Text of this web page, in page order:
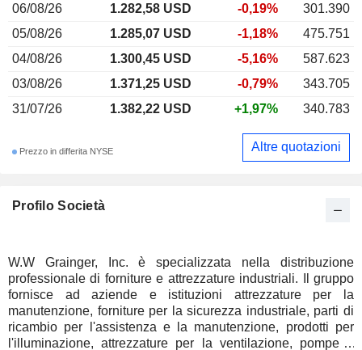
Profilo Società
W.W Grainger, Inc. è specializzata nella distribuzione
professionale di forniture e attrezzature industriali. Il gruppo
fornisce ad aziende e istituzioni attrezzature per la
manutenzione, forniture per la sicurezza industriale, parti di
ricambio per l'assistenza e la manutenzione, prodotti per
l'illuminazione, attrezzature per la ventilazione, pompe e
06/08/26
1.282,58 USD -0,19%
301.390
05/08/26
1.285,07 USD -1,18%
475.751
04/08/26
1.300,45 USD -5,16%
587.623
03/08/26
1.371,25 USD -0,79%
343.705
31/07/26
1.382,22 USD +1,97% 340.783
Prezzo in differita NYSE Altre quotazioni